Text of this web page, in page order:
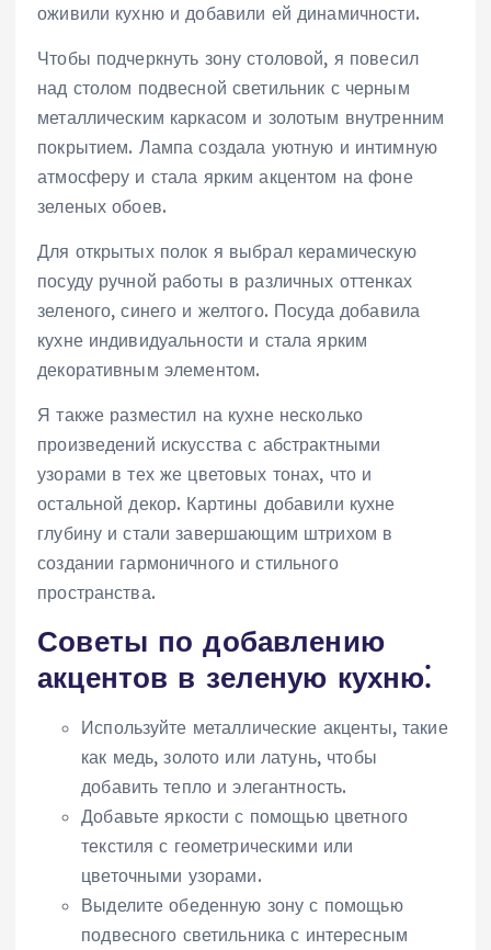
оживили кухню и добавили ей динамичности.
Чтобы подчеркнуть зону столовой, я повесил
над столом подвесной светильник с черным
металлическим каркасом и золотым внутренним
покрытием. Лампа создала уютную и интимную
атмосферу и стала ярким акцентом на фоне
зеленых обоев.
Для открытых полок я выбрал керамическую
посуду ручной работы в различных оттенках
зеленого, синего и желтого. Посуда добавила
кухне индивидуальности и стала ярким
декоративным элементом.
Я также разместил на кухне несколько
произведений искусства с абстрактными
узорами в тех же цветовых тонах, что и
остальной декор. Картины добавили кухне
глубину и стали завершающим штрихом в
создании гармоничного и стильного
пространства.
Советы по добавлению
акцентов в зеленую кухню⁚
Используйте металлические акценты, такие
как медь, золото или латунь, чтобы
добавить тепло и элегантность.
Добавьте яркости с помощью цветного
текстиля с геометрическими или
цветочными узорами.
Выделите обеденную зону с помощью
подвесного светильника с интересным